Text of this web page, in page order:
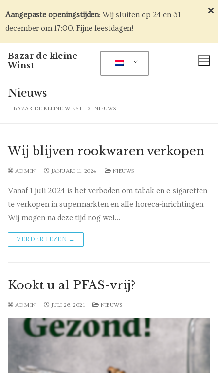
Aangepaste openingstijden: Wij sluiten op 24 en 31
december om 17:00. Fijne feestdagen!
springen
Bazar de kleine
Winst
Nieuws
BAZAR DE KLEINE WINST NIEUWS
Wij blijven rookwaren verkopen
ADMIN JANUARI 11, 2024 NIEUWS
Vanaf 1 juli 2024 is het verboden om tabak en e-sigaretten
te verkopen in supermarkten en alle horeca-inrichtingen.
Wij mogen na deze tijd nog wel…
VERDER LEZEN →
Kookt u al PFAS-vrij?
ADMIN JULI 26, 2021 NIEUWS